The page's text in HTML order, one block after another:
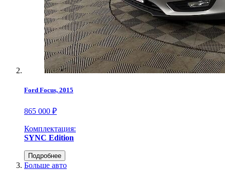
Ford Focus, 2015
865 000 ₽
Комплектация:
SYNC Edition
Подробнее
Больше авто